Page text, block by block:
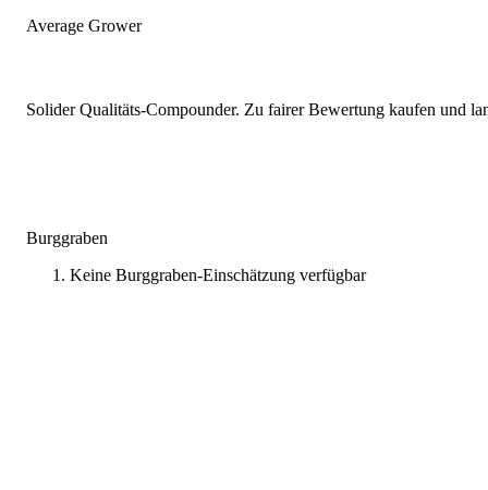
Average Grower
Solider Qualitäts-Compounder. Zu fairer Bewertung kaufen und
Burggraben
Keine Burggraben-Einschätzung verfügbar